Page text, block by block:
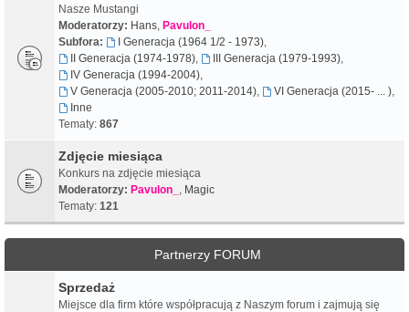
Nasze Mustangi
Moderatorzy: Hans, Pavulon_
Subfora:
I Generacja (1964 1/2 - 1973),
II Generacja (1974-1978), III Generacja (1979-1993),
IV Generacja (1994-2004),
V Generacja (2005-2010; 2011-2014), VI Generacja (2015- ... ),
Inne
Tematy: 867
Zdjęcie miesiąca
Konkurs na zdjęcie miesiąca
Moderatorzy: Pavulon_ , Magic
Tematy: 121
Partnerzy FORUM
Sprzedaż
Miejsce dla firm które współpracują z Naszym forum i zajmują się